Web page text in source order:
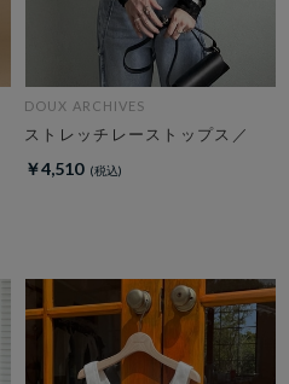
DOUX ARCHIVES
ストレッチレーストップス／
￥4,510